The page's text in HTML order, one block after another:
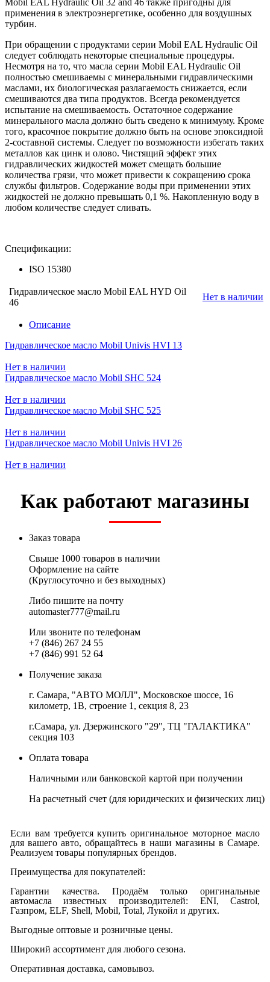
применения в электроэнергетике, особенно для воздушных
турбин.
При обращении с продуктами серии Mobil EAL Hydraulic Oil
следует соблюдать некоторые специальные процедуры.
Несмотря на то, что масла серии Mobil EAL Hydraulic Oil
полностью смешиваемы с минеральными гидравлическими
маслами, их биологическая разлагаемость снижается, если
смешиваются два типа продуктов. Всегда рекомендуется
испытание на смешиваемость. Остаточное содержание
минерального масла должно быть сведено к минимуму. Кроме
того, красочное покрытие должно быть на основе эпоксидной
2-составной системы. Следует по возможности избегать таких
металлов как цинк и олово. Чистящий эффект этих
гидравлических жидкостей может смещать большие
количества грязи, что может привести к сокращению срока
службы фильтров. Содержание воды при применении этих
жидкостей не должно превышать 0,1 %. Накопленную воду в
любом количестве следует сливать.
Спецификации:
ISO 15380
Гидравлическое масло Mobil EAL HYD Oil
46
Нет в наличии
Описание
Гидравлическое масло Mobil Univis HVI 13
Нет в наличии
Гидравлическое масло Mobil SHC 524
Нет в наличии
Гидравлическое масло Mobil SHC 525
Нет в наличии
Гидравлическое масло Mobil Univis HVI 26
Нет в наличии
Как работают магазины
Заказ товара
Свыше 1000 товаров в наличии
Оформление на сайте
(Круглосуточно и без выходных)
Либо пишите на почту
automaster777@mail.ru
Или звоните по телефонам
+7 (846) 267 24 55
+7 (846) 991 52 64
Получение заказа
г. Самара, "АВТО МОЛЛ", Московское шоссе, 16
километр, 1В, строение 1, секция 8, 23
г.Самара, ул. Дзержинского "29", ТЦ "ГАЛАКТИКА"
секция 103
Оплата товара
Наличными или банковской картой при получении
На расчетный счет (для юридических и физических лиц)
Если вам требуется купить оригинальное моторное масло
для вашего авто, обращайтесь в наши магазины в Самаре.
Реализуем товары популярных брендов.
Преимущества для покупателей:
Гарантии качества. Продаём только оригинальные
автомасла известных производителей: ENI, Castrol,
Газпром, ELF, Shell, Mobil, Total, Лукойл и других.
Выгодные оптовые и розничные цены.
Широкий ассортимент для любого сезона.
Оперативная доставка, самовывоз.